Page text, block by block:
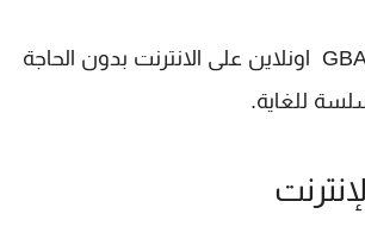
بالإضافة إلى ذلك، هناك الآن بعض المنصات التي يمكنك من خلالها لعب ألعاب GBA اونلاين على الانترنت بدون الحاجة